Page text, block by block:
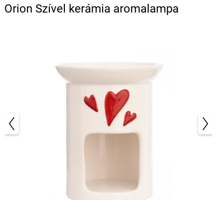
Orion Szível kerámia aromalampa